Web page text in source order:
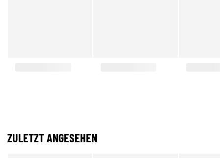
ZULETZT ANGESEHEN